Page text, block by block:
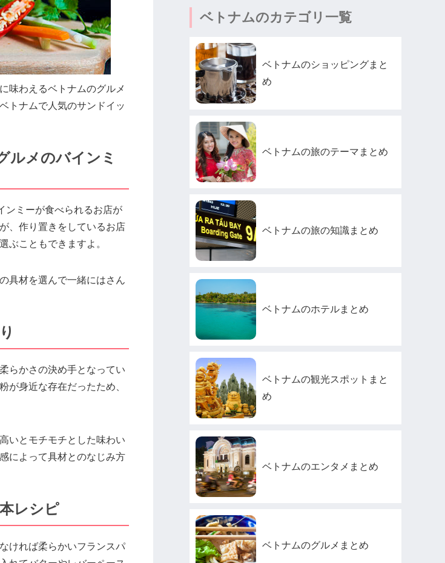
味わえるベトナムのグルメ
トナムで人気のサンドイッ
ルメのバインミ
ンミーが食べられるお店が
、作り置きをしているお店
ぶこともできますよ。
具材を選んで一緒にはさん
らかさの決め手となってい
が身近な存在だったため、
いとモチモチとした味わい
によって具材とのなじみ方
レシピ
ければ柔らかいフランスパ
ベトナムのカテゴリ一覧
ベトナムのショッピングまと
め
ベトナムの旅のテーマまとめ
ベトナムの旅の知識まとめ
ベトナムのホテルまとめ
ベトナムの観光スポットまと
め
ベトナムのエンタメまとめ
ベトナムのグルメまとめ